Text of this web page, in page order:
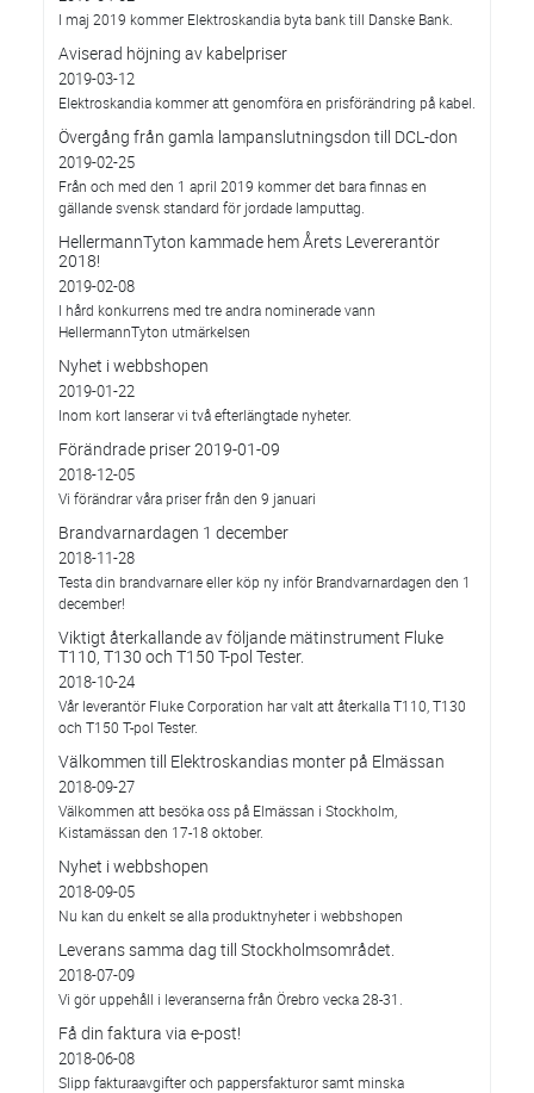
I maj 2019 kommer Elektroskandia byta bank till Danske Bank.
Aviserad höjning av kabelpriser
2019-03-12
Elektroskandia kommer att genomföra en prisförändring på kabel.
Övergång från gamla lampanslutningsdon till DCL-don
2019-02-25
Från och med den 1 april 2019 kommer det bara finnas en
gällande svensk standard för jordade lamputtag.
HellermannTyton kammade hem Årets Levererantör
2018!
2019-02-08
I hård konkurrens med tre andra nominerade vann
HellermannTyton utmärkelsen
Nyhet i webbshopen
2019-01-22
Inom kort lanserar vi två efterlängtade nyheter.
Förändrade priser 2019-01-09
2018-12-05
Vi förändrar våra priser från den 9 januari
Brandvarnardagen 1 december
2018-11-28
Testa din brandvarnare eller köp ny inför Brandvarnardagen den 1
december!
Viktigt återkallande av följande mätinstrument Fluke
T110, T130 och T150 T-pol Tester.
2018-10-24
Vår leverantör Fluke Corporation har valt att återkalla T110, T130
och T150 T-pol Tester.
Välkommen till Elektroskandias monter på Elmässan
2018-09-27
Välkommen att besöka oss på Elmässan i Stockholm,
Kistamässan den 17-18 oktober.
Nyhet i webbshopen
2018-09-05
Nu kan du enkelt se alla produktnyheter i webbshopen
Leverans samma dag till Stockholmsområdet.
2018-07-09
Vi gör uppehåll i leveranserna från Örebro vecka 28-31.
Få din faktura via e-post!
2018-06-08
Slipp fakturaavgifter och pappersfakturor samt minska